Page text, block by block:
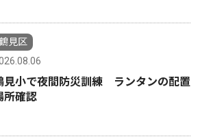
見区
見小で夜間防災訓練 ランタンの配置
所確認